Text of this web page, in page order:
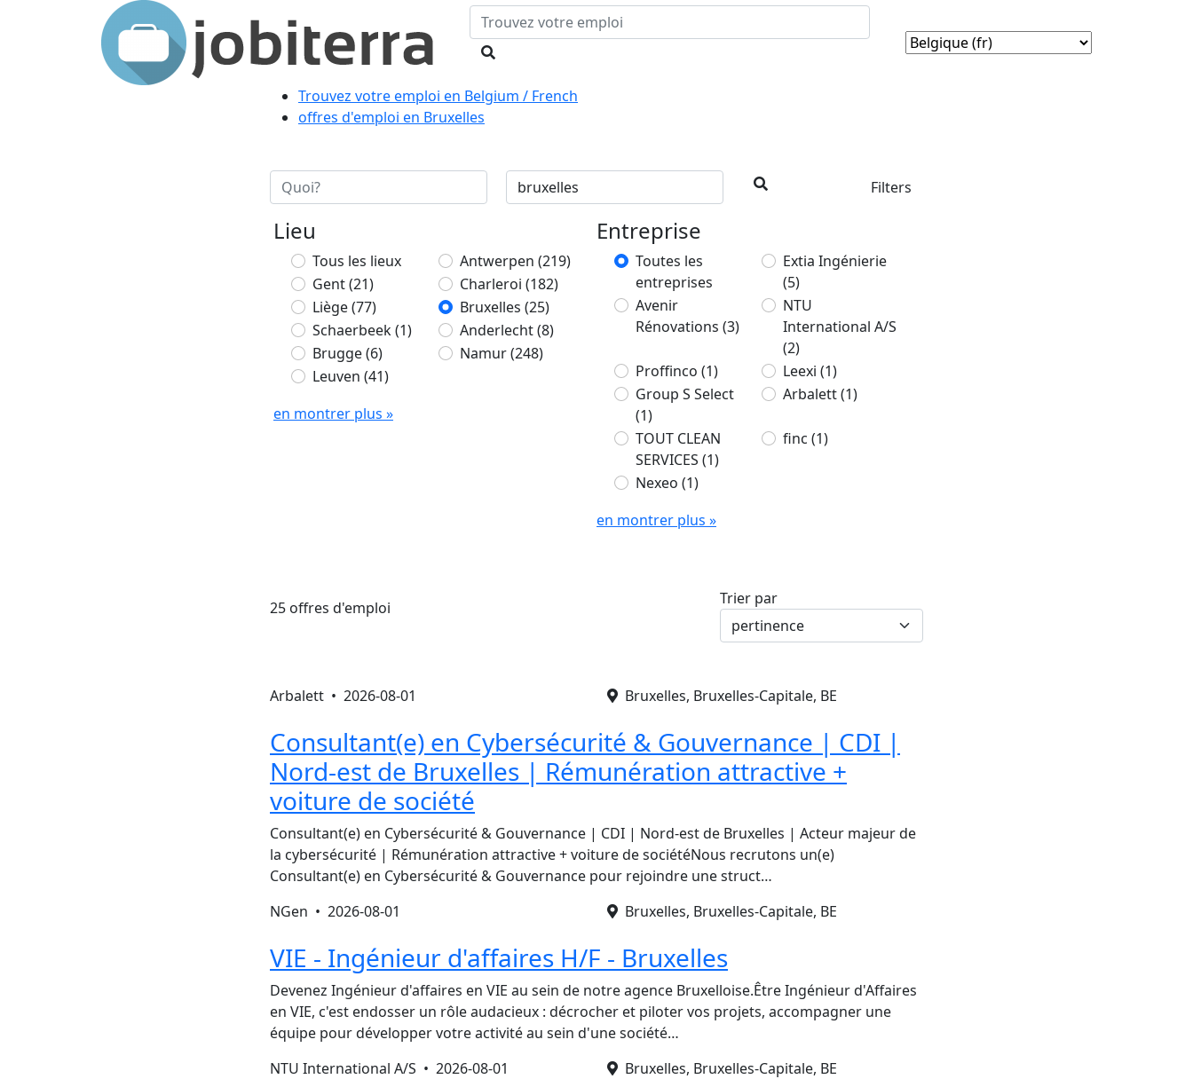
Trouvez votre emploi en Belgium / French
offres d'emploi en Bruxelles
Filters
Lieu
Tous les lieux Antwerpen (219)
Gent(21) Charleroi (182)
Liège(77) Bruxelles (25)
Schaerbeek(1) Anderlecht(8)
Brugge(6) Namur(248)
Leuven (41)
en montrer plus »
Entreprise
Toutes les
entreprises
Extia Ingénierie
(5)
Avenir
Rénovations (3)
NTU
International A/S
(2)
Proffinco (1) Leexi (1)
Group S Select
(1)
Arbalett(1)
TOUT CLEAN
SERVICES (1)
finc (1)
Nexeo (1)
en montrer plus »
25 offres d'emploi Trier par
Arbalett • 2026-08-01 Bruxelles, Bruxelles-Capitale, BE
Consultant(e) en Cybersécurité & Gouvernance | CDI |
Nord‐est de Bruxelles | Rémunération attractive +
voiture de société
Consultant(e) en Cybersécurité & Gouvernance | CDI | Nord‐est de Bruxelles | Acteur majeur de
la cybersécurité | Rémunération attractive + voiture de sociétéNous recrutons un(e)
Consultant(e) en Cybersécurité & Gouvernance pour rejoindre une struct…
NGen • 2026-08-01 Bruxelles, Bruxelles-Capitale, BE
VIE - Ingénieur d'affaires H/F - Bruxelles
Devenez Ingénieur d'affaires en VIE au sein de notre agence Bruxelloise.Être Ingénieur d'Affaires
en VIE, c'est endosser un rôle audacieux : décrocher et piloter vos projets, accompagner une
équipe pour développer votre activité au sein d'une société…
NTU International A/S • 2026-08-01 Bruxelles, Bruxelles-Capitale, BE